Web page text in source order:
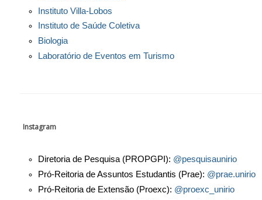
Escola de Serviço Social
Escola de Teatro
Escola de Turismo
Instituto Biomédico